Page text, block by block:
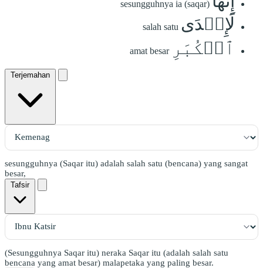
sesungguhnya ia (saqar)
لَإِحۡدَى salah satu
ٱلۡكُبَرِ amat besar
Terjemahan
sesungguhnya (Saqar itu) adalah salah satu (bencana) yang sangat
besar,
Tafsir
(Sesungguhnya Saqar itu) neraka Saqar itu (adalah salah satu
bencana yang amat besar) malapetaka yang paling besar.